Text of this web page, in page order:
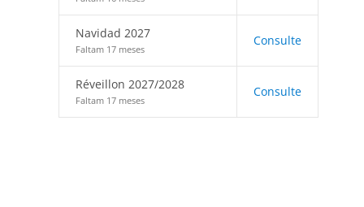
Navidad 2027
Faltam 17 meses
Consulte
Réveillon 2027/2028
Faltam 17 meses
Consulte